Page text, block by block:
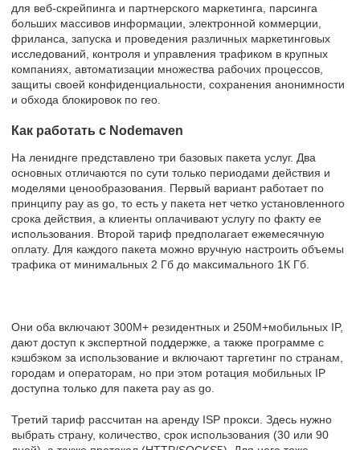
для веб-скрейпинга и партнерского маркетинга, парсинга
больших массивов информации, электронной коммерции,
фриланса, запуска и проведения различных маркетинговых
исследований, контроля и управления трафиком в крупных
компаниях, автоматизации множества рабочих процессов,
защиты своей конфиденциальности, сохранения анонимности
и обхода блокировок по гео.
Как работать с Nodemaven
На лениднге представлено три базовых пакета услуг. Два
основных отличаются по сути только периодами действия и
моделями ценообразования. Первый вариант работает по
принципу pay as go, то есть у пакета нет четко установленного
срока действия, а клиенты оплачивают услугу по факту ее
использования. Второй тариф предполагает ежемесячную
оплату. Для каждого пакета можно вручную настроить объемы
трафика от минимальных 2 Гб до максимального 1К Гб.
Они оба включают 300М+ резидентных и 250М+мобильных IP,
дают доступ к экспертной поддержке, а также программе с
кэшбэком за использование и включают таргетинг по странам,
городам и операторам, но при этом ротация мобильных IP
доступна только для пакета pay as go.
Третий тариф рассчитан на аренду ISP прокси. Здесь нужно
выбрать страну, количество, срок использования (30 или 90